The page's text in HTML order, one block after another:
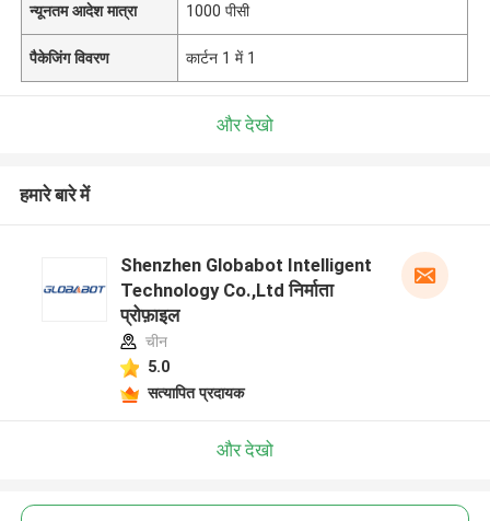
न्यूनतम आदेश मात्रा 1000 पीसी
पैकेजिंग विवरण कार्टन 1 में 1
और देखो
हमारे बारे में
Shenzhen Globabot Intelligent
Technology Co.,Ltd निर्माता
प्रोफ़ाइल
चीन
5.0
सत्यापित प्रदायक
और देखो